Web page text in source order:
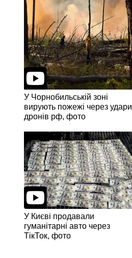
У Чорнобильській зоні
вирують пожежі через удари
дронів рф, фото
У Києві продавали
гуманітарні авто через
ТікТок, фото